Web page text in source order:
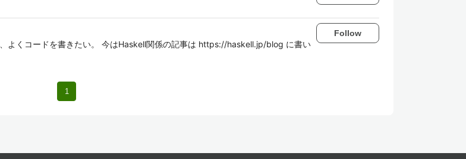
よくコードを書きたい。 今はHaskell関係の記事は https://haskell.jp/blog に書い
Follow
1